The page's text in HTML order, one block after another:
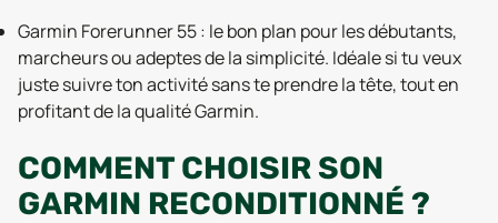
Garmin Forerunner 55 : le bon plan pour les débutants,
marcheurs ou adeptes de la simplicité. Idéale si tu veux
juste suivre ton activité sans te prendre la tête, tout en
profitant de la qualité Garmin.
COMMENT CHOISIR SON
GARMIN RECONDITIONNÉ ?